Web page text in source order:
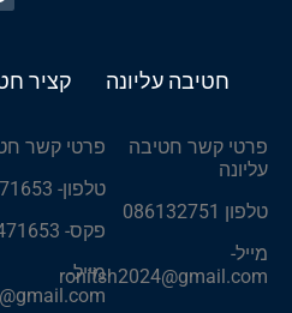
חטיבה עליונה
פרטי קשר חטיבה
עליונה
טלפון 086132751
מייל-
ronitsh2024@gmail.com
קציר
פרטי קשר
טלפון- 08-9471653
פקס- 08-9471653
מייל-